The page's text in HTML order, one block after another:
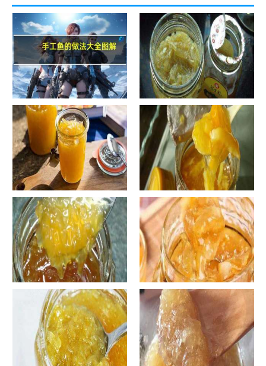
手工鱼的做法大全图解
蜂蜜柚子茶的正确做法-蜂蜜柚
子茶的浸泡方法有哪些？
自制蜂蜜柚子茶-蜂蜜柚子茶有
哪些正确的做法？
自制蜂蜜柚子茶-蜂蜜柚子茶如
何正确饮用？
罐装蜂蜜柚子茶胖吗-蜂蜜柚子
茶喝了会发胖吗？
在家怎样做蜂蜜柚子茶-喝蜂蜜
柚子茶有哪些禁忌？